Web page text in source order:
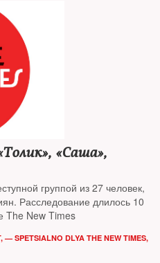
«Саша»,
группой из 27 человек,
Расследование длилось 10
The New Times
— SPETSIALNO DLYA THE NEW TIMES,